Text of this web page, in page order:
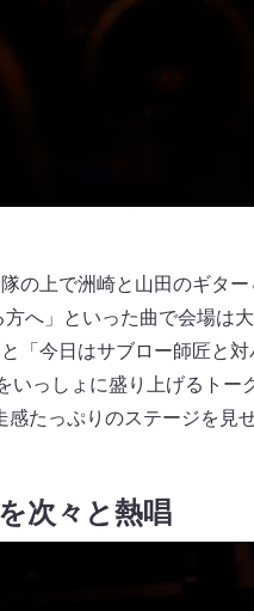
の上で洲崎と山田のギタ
方へ」といった曲で会場は
「今日はサブロー師匠と
いっしょに盛り上げるト
たっぷりのステージを見
次々と熱唱